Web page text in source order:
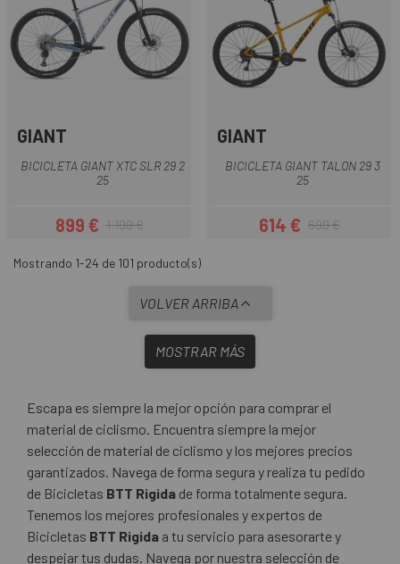
GIANT
BICICLETA GIANT XTC SLR 29 2
25
Precio
899 €Precio regular
1.199 €
GIANT
BICICLETA GIANT TALON 29 3
25
Precio
614 €Precio regular
699 €
Mostrando 1-24 de 101 producto(s)
VOLVER ARRIBA
MOSTRAR MÁS
Escapa es siempre la mejor opción para comprar el
material de ciclismo. Encuentra siempre la mejor
selección de material de ciclismo y los mejores precios
garantizados. Navega de forma segura y realiza tu pedido
de Bicicletas BTT Rigida de forma totalmente segura.
Tenemos los mejores profesionales y expertos de
Bicicletas BTT Rigida a tu servicio para asesorarte y
despejar tus dudas. Navega por nuestra selección de